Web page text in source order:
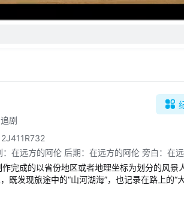
自动 倍速
剧
在远方的阿伦 后期：在远方的阿伦 旁白：在
完成的以省份地区或者地理坐标为划分的风景
既发现旅途中的“山河湖海”，也记录在路上的“